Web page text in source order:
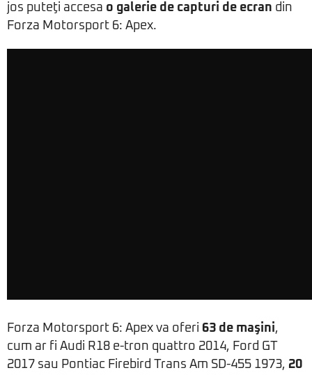
jos puteţi accesa o galerie de capturi de ecran din
Forza Motorsport 6: Apex.
Forza Motorsport 6: Apex va oferi 63 de maşini,
cum ar fi Audi R18 e-tron quattro 2014, Ford GT
2017 sau Pontiac Firebird Trans Am SD-455 1973, 20